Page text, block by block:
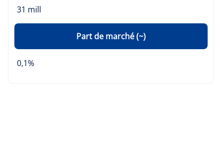
31 mill
Part de marché (~)
0,1%